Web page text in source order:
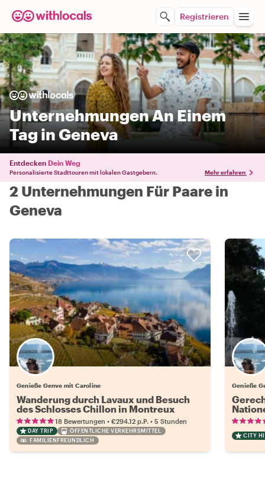
Registrieren
Unternehmungen An Einem
Tag in Geneva
Entdecken Dein Weg
Personalisierte Stadttouren mit lokalen Gastgebern. Mehr erfahren
2 Unternehmungen Für Paare in
Geneva
Genieße Genve mit Caroline
Wanderung durch Lavaux und Besuch
des Schlosses Chillon in Montreux
18 Bewertungen • €294.12 p.P. • 5 Stunden
DAY TRIP
ÖFFENTLICHE VERKEHRSMITTEL
FAMILIENFREUNDLICH
Genieße
Genf
CITY